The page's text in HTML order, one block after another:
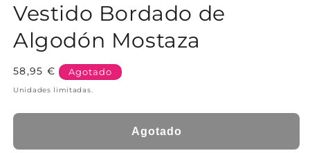
Vestido Bordado de
Algodón Mostaza
Precio
habitual
58,95 € Agotado
Unidades limitadas.
Agotado